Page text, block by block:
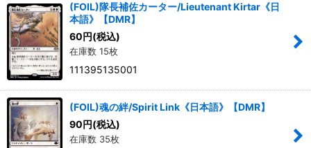
(FOIL)隊長補佐カーター/Lieutenant Kirtar《日
本語》【DMR】
60円(税込)
在庫数 15枚
111395135001
(FOIL)魂の絆/Spirit Link《日本語》【DMR】
90円(税込)
在庫数 35枚